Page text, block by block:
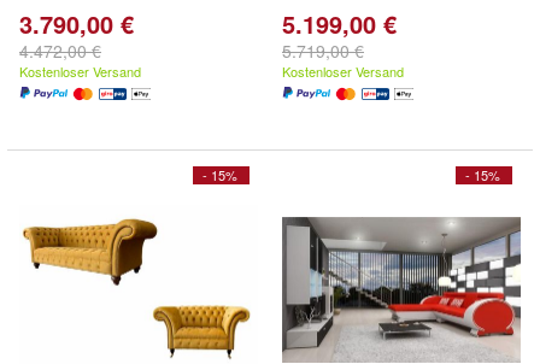
3.790,00 €
4.472,00 €
Kostenloser Versand
5.199,00 €
5.719,00 €
Kostenloser Versand
- 15% - 15%